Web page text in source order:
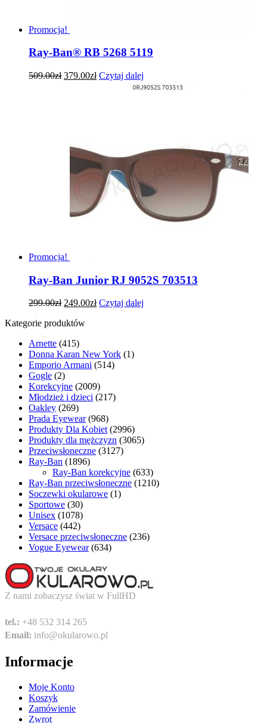
Promocja!
Ray-Ban® RB 5268 5119
509.00zł 379.00zł Czytaj dalej
Promocja!
Ray-Ban Junior RJ 9052S 703513
299.00zł 249.00zł Czytaj dalej
Kategorie produktów
Arnette (415)
Donna Karan New York (1)
Emporio Armani (514)
Gogle (2)
Korekcyjne (2009)
Młodzież i dzieci (217)
Oakley (269)
Prada Eyewear (968)
Produkty Dla Kobiet (2996)
Produkty dla mężczyzn (3065)
Przeciwsłoneczne (3127)
Ray-Ban (1896)
Ray-Ban korekcyjne (633)
Ray-Ban przeciwsłoneczne (1210)
Soczewki okularowe (1)
Sportowe (30)
Unisex (1078)
Versace (442)
Versace przeciwsłoneczne (236)
Vogue Eyewear (634)
Z nami zobaczysz świat w FullHD
tel.: +48 532 314 265
Email: info@okularowo.pl
Informacje
Moje Konto
Koszyk
Zamówienie
Zwrot